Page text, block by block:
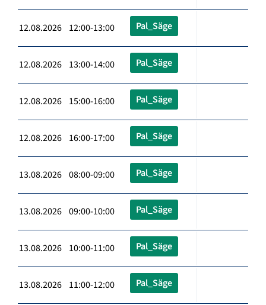
12.08.2026 12:00-13:00 Pal_Säge
12.08.2026 13:00-14:00 Pal_Säge
12.08.2026 15:00-16:00 Pal_Säge
12.08.2026 16:00-17:00 Pal_Säge
13.08.2026 08:00-09:00 Pal_Säge
13.08.2026 09:00-10:00 Pal_Säge
13.08.2026 10:00-11:00 Pal_Säge
13.08.2026 11:00-12:00 Pal_Säge